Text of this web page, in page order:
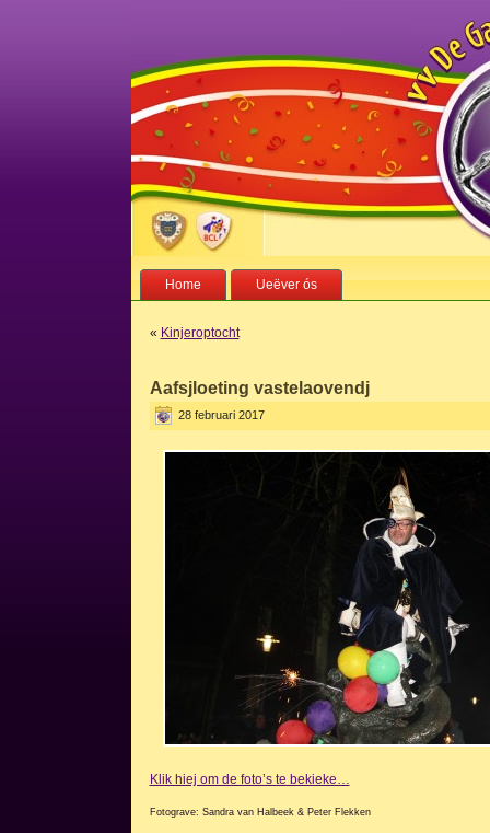
Home Ueëver ós
« Kinjeroptocht
Aafsjloeting vastelaovendj
28 februari 2017
Klik hiej om de foto’s te bekieke…
Fotograve: Sandra van Halbeek & Peter Flekken